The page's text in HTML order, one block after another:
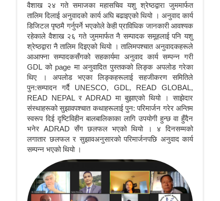
वैशाख २४ गते समाजका महासचिव यशु श्रेष्ठद्वारा जुममार्फत
तालिम दिलाई अनुवादको कार्य अघि बढाइएको थियो । अनुवाद कार्य
डिजिटल पृष्ठमै गर्नुपर्ने भएकोले केही प्राविधिक जानकारी आवश्यक
रहेकाले वैशाख २६ गते जुममार्फत नै सम्पादक समूहलाई पनि यशु
श्रेष्ठद्वारा नै तालिम दिइएको थियो । तालिमपश्चात अनुवादकहरूले
आआफ्ना सम्पादकसँगको सहकार्यमा अनुवाद कार्य सम्पन्न गरी
GDL को page मा अनुवादित पुस्तकको लिङ्क अपलोड गरेका
थिए । अपलोड भएका लिङ्कहरूलाई सहजीकरण समितिले
पुन:सम्पादन गर्दै UNESCO, GDL, READ GLOBAL,
READ NEPAL र ADRAD मा बुझाएको थियो । साझेदार
संस्थाहरूको सुझावपश्चात कथाहरूलाई पुन: परिमार्जन गरेर अन्तिम
स्वरूप दिई दृष्टिविहीन बालबालिकाका लागि उपयोगी हुन्छ वा हुँदैन
भनेर ADRAD सँग छलफल भएको थियो । ४ दिनसम्मको
लगातार छलफल र सुझावअनुसारको परिमार्जनपछि अनुवाद कार्य
सम्पन्न भएको थियो ।